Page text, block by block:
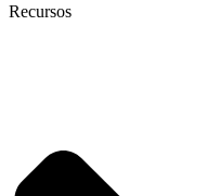
Recursos